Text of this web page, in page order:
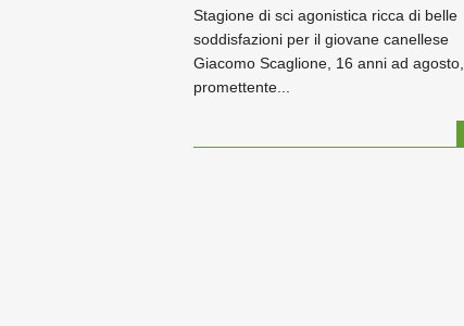
Stagione di sci agonistica ricca di belle
soddisfazioni per il giovane canellese
Giacomo Scaglione, 16 anni ad agosto,
promettente...